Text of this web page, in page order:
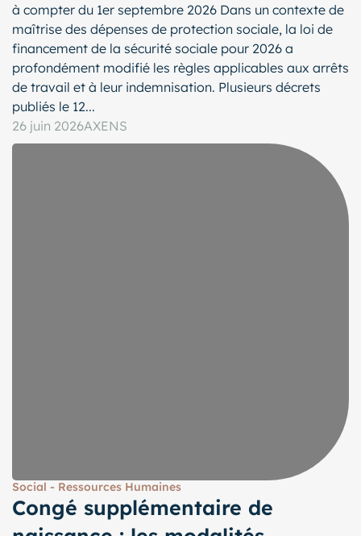
à compter du 1er septembre 2026 Dans un contexte de
maîtrise des dépenses de protection sociale, la loi de
financement de la sécurité sociale pour 2026 a
profondément modifié les règles applicables aux arrêts
de travail et à leur indemnisation. Plusieurs décrets
publiés le 12...
26 juin 2026AXENS
Social - Ressources Humaines
Congé supplémentaire de